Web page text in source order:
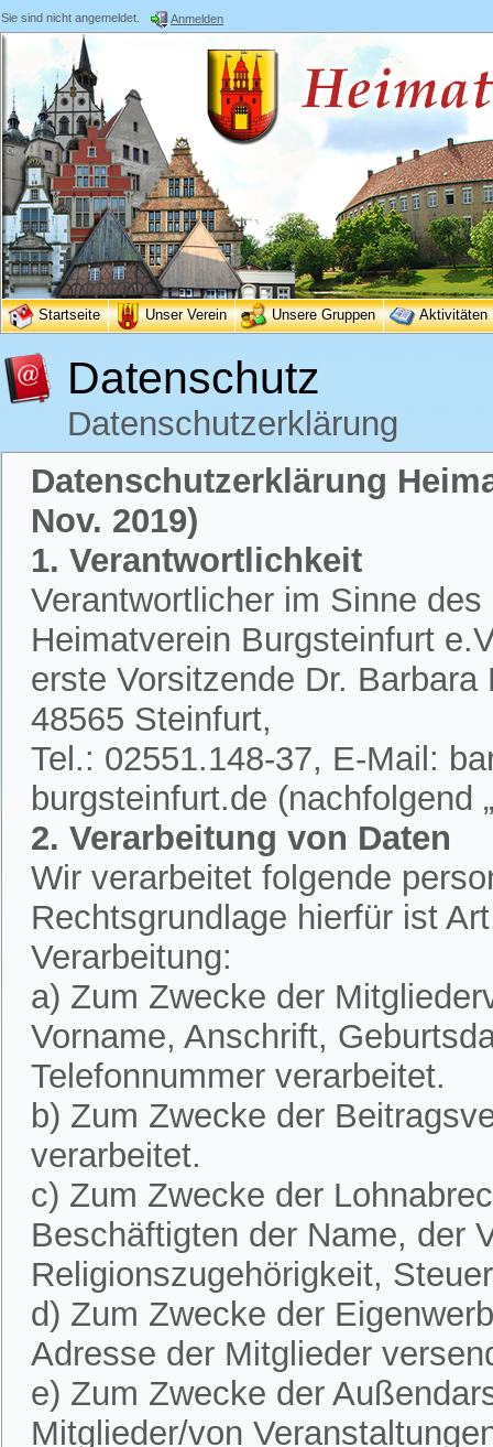
Sie sind nicht angemeldet. Anmelden
Startseite Unser Verein Unsere Gruppen Aktivitäten
Datenschutz
Datenschutzerklärung
Datenschutzerklärung
Nov. 2019)
1. Verantwortlichkeit
Verantwortlicher im Sinne
Heimatverein Burgsteinfurt
erste Vorsitzende Dr.
48565 Steinfurt,
Tel.: 02551.148-37, E-Mail:
burgsteinfurt.de (nachfolgend
2. Verarbeitung von Daten
Wir verarbeitet folgende
Rechtsgrundlage hierfür ist
Verarbeitung:
a) Zum Zwecke der
Vorname, Anschrift,
Telefonnummer verarbeitet.
b) Zum Zwecke der
verarbeitet.
c) Zum Zwecke der
Beschäftigten der Name, der
Religionszugehörigkeit,
d) Zum Zwecke der
Adresse der Mitglieder
e) Zum Zwecke der
Mitglieder/von